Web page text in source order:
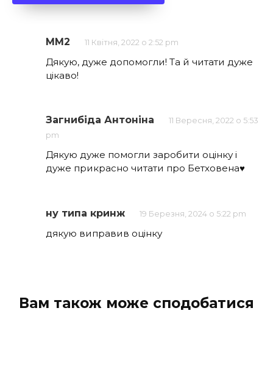
MM2 11 Квітня, 2022 о 2:52 pm
Дякую, дуже допомогли! Та й читати дуже
цікаво!
Загнибіда Антоніна
11 Вересня, 2022 о 5:53
pm
Дякую дуже помогли заробити оцінку і
дуже прикрасно читати про Бетховена♥️
ну типа кринж 19 Березня, 2024 о 5:22 pm
дякую виправив оцінку
Вам також може сподобатися